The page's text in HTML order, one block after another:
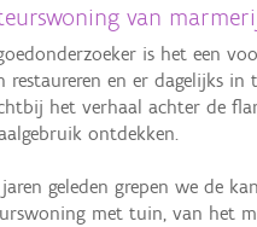
van
is het een
restaureren en er dagelijks
het verhaal achter de
ontdekken.
jaren geleden grepen we de
met tuin, van het